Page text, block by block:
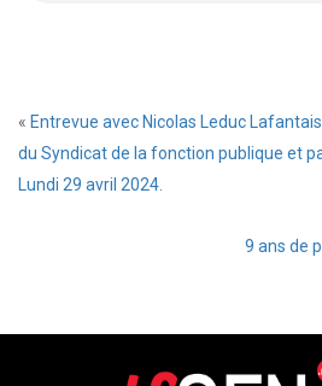
« Entrevue avec Nicolas Leduc
du Syndicat de la fonction publique et
Lundi 29 avril 2024.
9 ans de